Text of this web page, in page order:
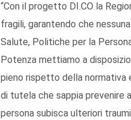
“Con il progetto DI.CO la
fragili, garantendo che
Salute, Politiche per la
Potenza mettiamo a
pieno rispetto della normativa
di tutela che sappia prevenire
persona subisca ulteriori